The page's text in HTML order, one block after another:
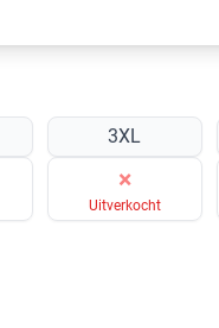
3XL
×
Uitverkocht